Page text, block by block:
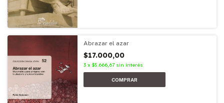
Abrazar el azar
$17.000,00
3 x $5.666,67 sin interés